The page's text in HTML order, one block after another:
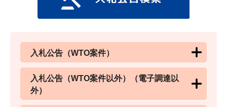
入札公告（WTO案件）
入札公告（WTO案件以外）（電子調達以
外）